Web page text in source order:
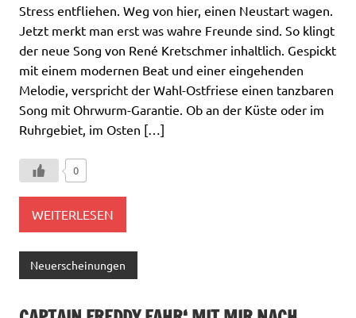
Stress entfliehen. Weg von hier, einen Neustart wagen.
Jetzt merkt man erst was wahre Freunde sind. So klingt
der neue Song von René Kretschmer inhaltlich. Gespickt
mit einem modernen Beat und einer eingehenden
Melodie, verspricht der Wahl-Ostfriese einen tanzbaren
Song mit Ohrwurm-Garantie. Ob an der Küste oder im
Ruhrgebiet, im Osten […]
0
WEITERLESEN
Neuerscheinungen